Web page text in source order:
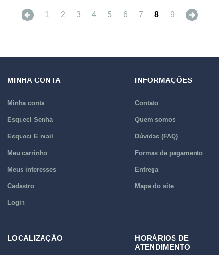
Previous
1 2 3 4 5 6 7 8 9 Next
MINHA CONTA
Minha conta
Esqueci Senha
Esqueci E-mail
Meu carrinho
Meus interesses
Cadastro
Login
INFORMAÇÕES
Contato
Quem somos
Dúvidas (FAQ)
Formas de pagamento
Entrega
Mapa do site
LOCALIZAÇÃO
HORÁRIOS DE
ATENDIMENTO